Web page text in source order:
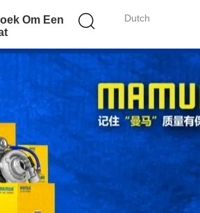
Dutch
Om Een